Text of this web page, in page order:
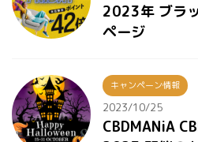
2023年 ブラ
ページ
キャンペーン情報
2023/10/25
CBDMANiA